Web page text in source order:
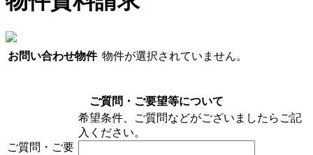
お問い合わせ物件 物件が選択されていません。
ご質問・ご要望等について
ご質問・ご要
希望条件、ご質問などがございましたらご記
入ください。